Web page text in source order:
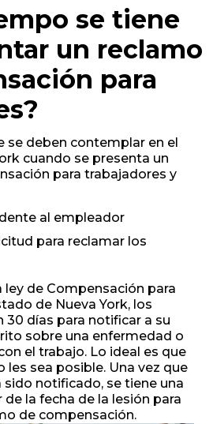
se tiene
un reclamo
para
se deben contemplar en el
cuando se presenta un
para trabajadores y
al empleador
para reclamar los
de Compensación para
de Nueva York, los
días para notificar a su
sobre una enfermedad o
el trabajo. Lo ideal es que
les sea posible. Una vez que
notificado, se tiene una
la fecha de la lesión para
de compensación.